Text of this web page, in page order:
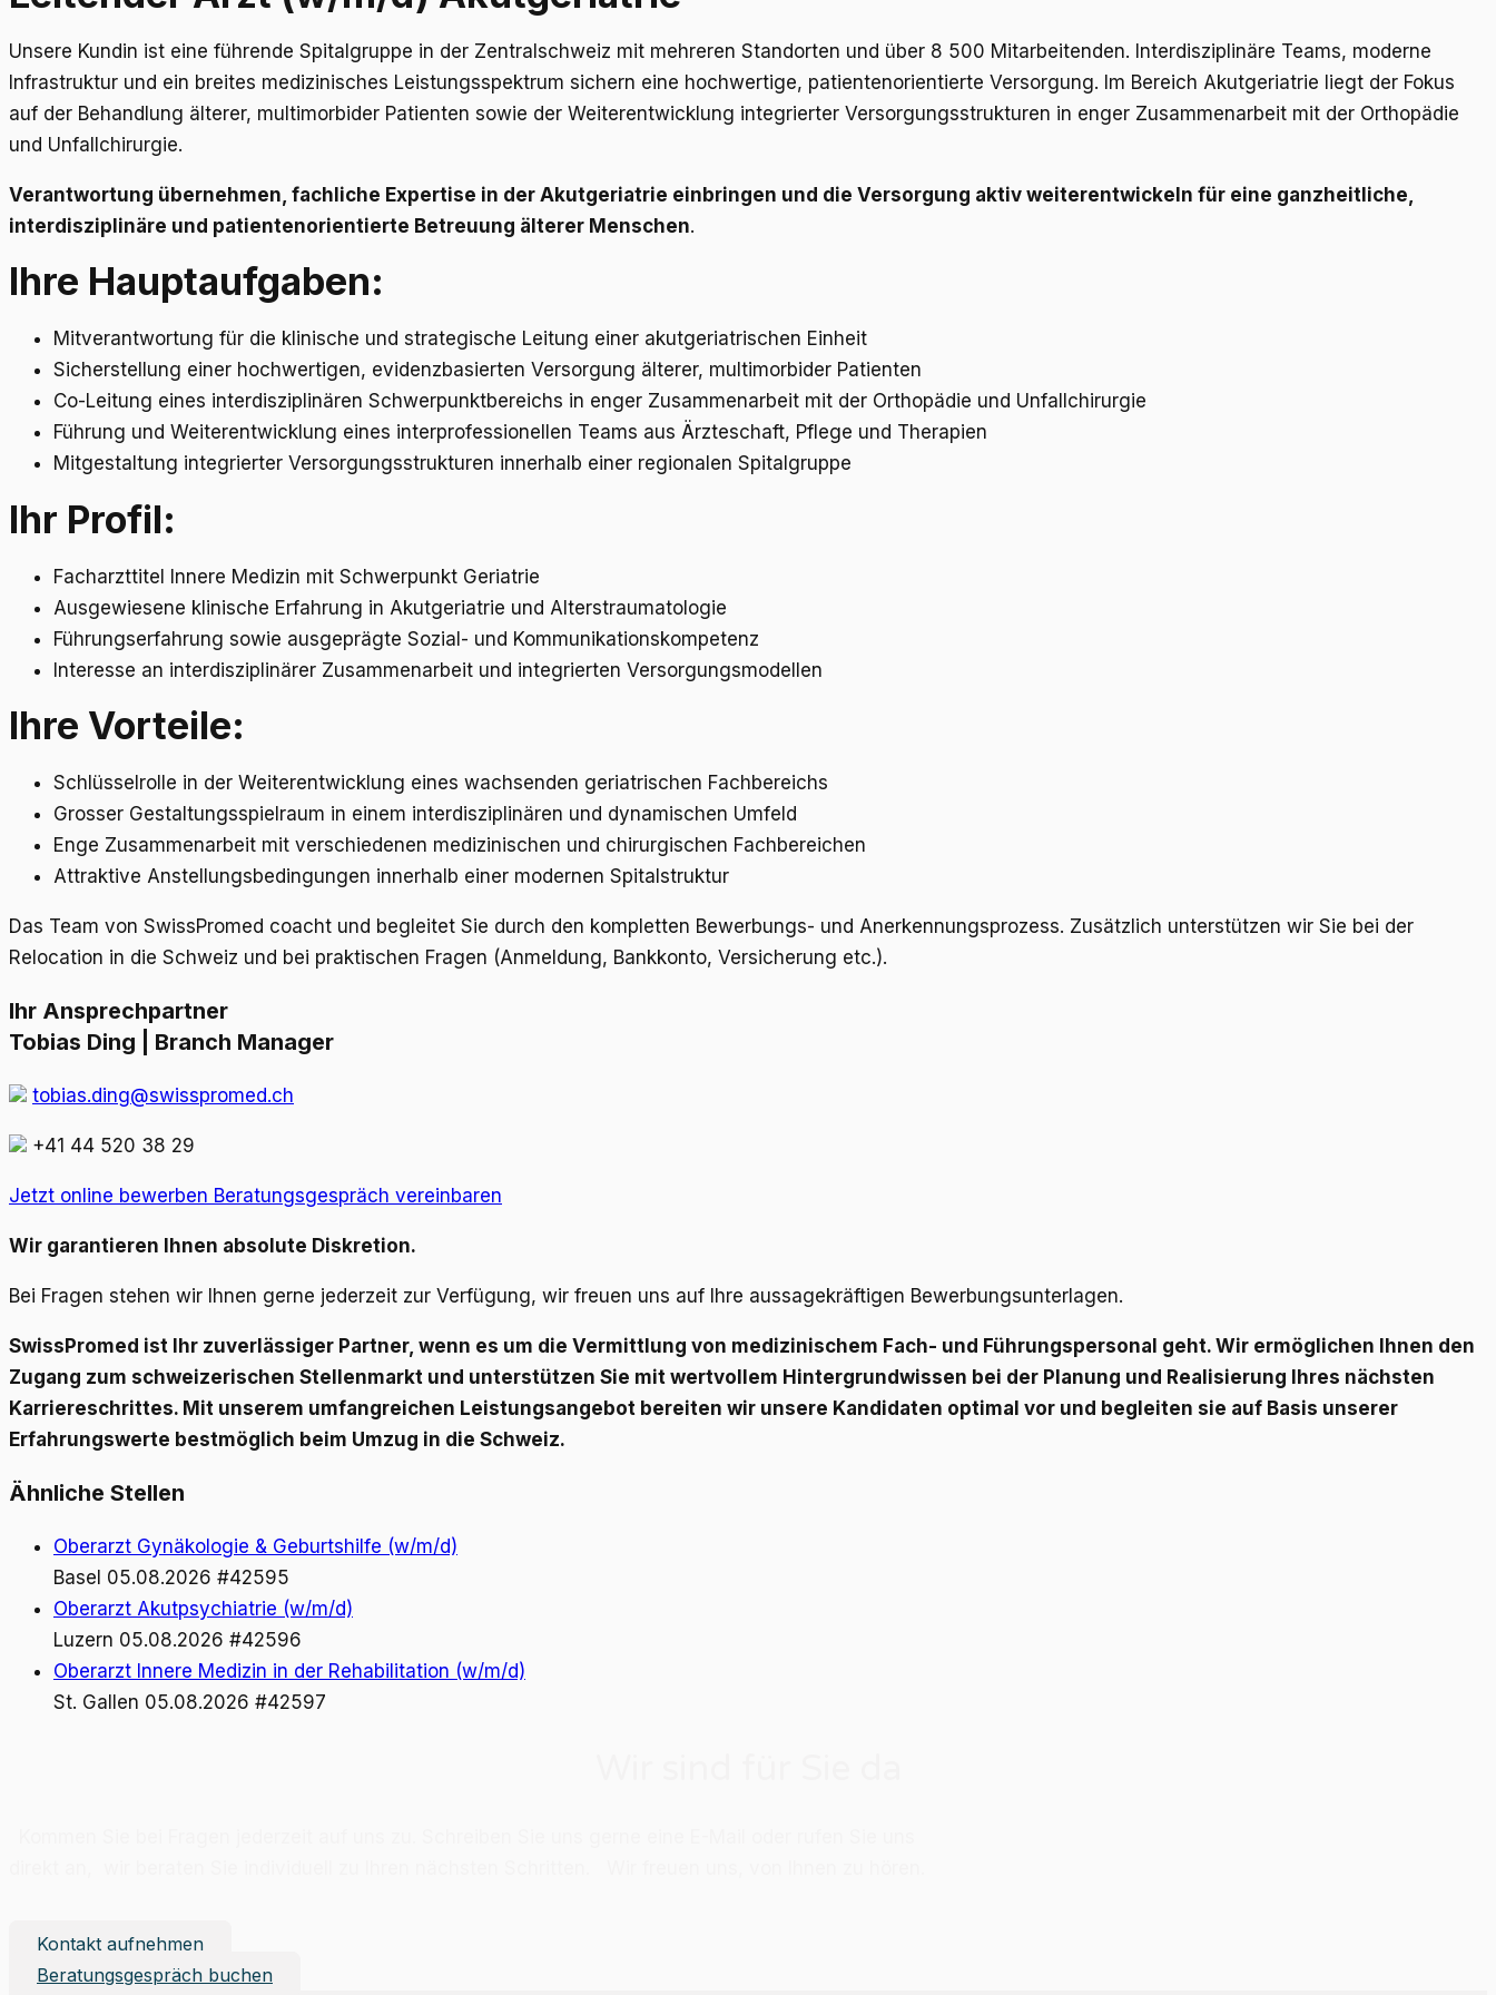
Unsere Kundin ist eine führende Spitalgruppe in der Zentralschweiz mit mehreren Standorten und über 8 500 Mitarbeitenden. Interdisziplinäre Teams, moderne
Infrastruktur und ein breites medizinisches Leistungsspektrum sichern eine hochwertige, patientenorientierte Versorgung. Im Bereich Akutgeriatrie liegt der Fokus
auf der Behandlung älterer, multimorbider Patienten sowie der Weiterentwicklung integrierter Versorgungsstrukturen in enger Zusammenarbeit mit der Orthopädie
und Unfallchirurgie.
Verantwortung übernehmen, fachliche Expertise in der Akutgeriatrie einbringen und die Versorgung aktiv weiterentwickeln für eine ganzheitliche,
interdisziplinäre und patientenorientierte Betreuung älterer Menschen.
Ihre Hauptaufgaben:
Mitverantwortung für die klinische und strategische Leitung einer akutgeriatrischen Einheit
Sicherstellung einer hochwertigen, evidenzbasierten Versorgung älterer, multimorbider Patienten
Co-Leitung eines interdisziplinären Schwerpunktbereichs in enger Zusammenarbeit mit der Orthopädie und Unfallchirurgie
Führung und Weiterentwicklung eines interprofessionellen Teams aus Ärzteschaft, Pflege und Therapien
Mitgestaltung integrierter Versorgungsstrukturen innerhalb einer regionalen Spitalgruppe
Ihr Profil:
Facharzttitel Innere Medizin mit Schwerpunkt Geriatrie
Ausgewiesene klinische Erfahrung in Akutgeriatrie und Alterstraumatologie
Führungserfahrung sowie ausgeprägte Sozial- und Kommunikationskompetenz
Interesse an interdisziplinärer Zusammenarbeit und integrierten Versorgungsmodellen
Ihre Vorteile:
Schlüsselrolle in der Weiterentwicklung eines wachsenden geriatrischen Fachbereichs
Grosser Gestaltungsspielraum in einem interdisziplinären und dynamischen Umfeld
Enge Zusammenarbeit mit verschiedenen medizinischen und chirurgischen Fachbereichen
Attraktive Anstellungsbedingungen innerhalb einer modernen Spitalstruktur
Das Team von SwissPromed coacht und begleitet Sie durch den kompletten Bewerbungs- und Anerkennungsprozess. Zusätzlich unterstützen wir Sie bei der
Relocation in die Schweiz und bei praktischen Fragen (Anmeldung, Bankkonto, Versicherung etc.).
Ihr Ansprechpartner
Tobias Ding | Branch Manager
tobias.ding@swisspromed.ch
+41 44 520 38 29
Jetzt online bewerben Beratungsgespräch vereinbaren
Wir garantieren Ihnen absolute Diskretion.
Bei Fragen stehen wir Ihnen gerne jederzeit zur Verfügung, wir freuen uns auf Ihre aussagekräftigen Bewerbungsunterlagen.
SwissPromed ist Ihr zuverlässiger Partner, wenn es um die Vermittlung von medizinischem Fach- und Führungspersonal geht. Wir ermöglichen Ihnen den
Zugang zum schweizerischen Stellenmarkt und unterstützen Sie mit wertvollem Hintergrundwissen bei der Planung und Realisierung Ihres nächsten
Karriereschrittes. Mit unserem umfangreichen Leistungsangebot bereiten wir unsere Kandidaten optimal vor und begleiten sie auf Basis unserer
Erfahrungswerte bestmöglich beim Umzug in die Schweiz.
Ähnliche Stellen
Oberarzt Gynäkologie & Geburtshilfe (w/m/d)
Basel 05.08.2026 #42595
Oberarzt Akutpsychiatrie (w/m/d)
Luzern 05.08.2026 #42596
Oberarzt Innere Medizin in der Rehabilitation (w/m/d)
St. Gallen 05.08.2026 #42597
Kontakt aufnehmen
Beratungsgespräch buchen